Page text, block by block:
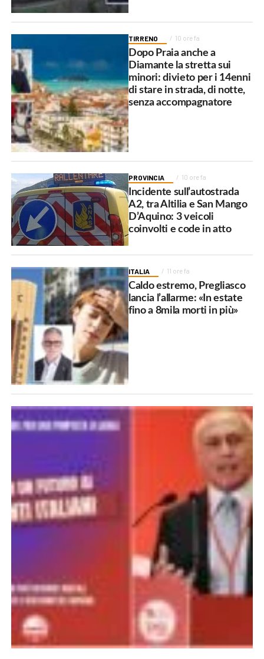
TIRRENO 10 ore fa
Dopo Praia anche a
Diamante la stretta sui
minori: divieto per i 14enni
di stare in strada, di notte,
senza accompagnatore
PROVINCIA 10 ore fa
Incidente sull’autostrada
A2, tra Altilia e San Mango
D’Aquino: 3 veicoli
coinvolti e code in atto
ITALIA 11 ore fa
Caldo estremo, Pregliasco
lancia l’allarme: «In estate
fino a 8mila morti in più»